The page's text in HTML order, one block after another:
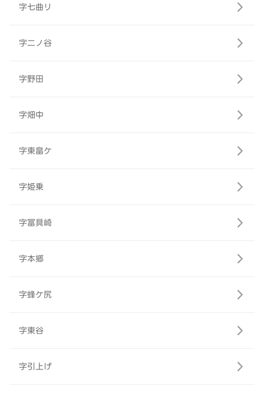
字七曲リ
字二ノ谷
字野田
字畑中
字東畠ケ
字姫乗
字冨具崎
字本郷
字蜂ケ尻
字東谷
字引上げ